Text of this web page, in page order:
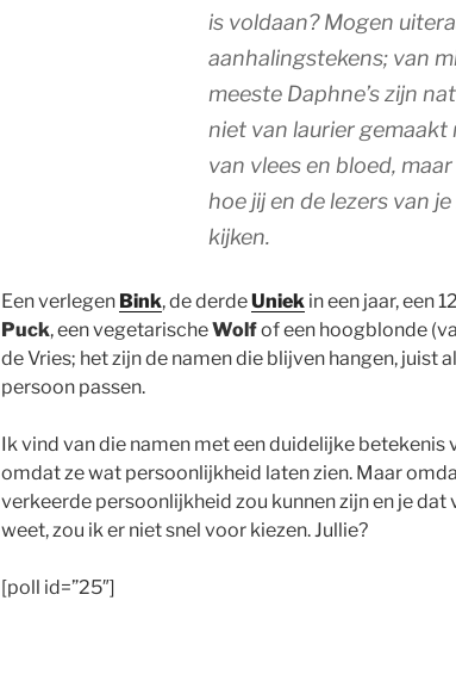
is voldaan? Mogen
aanhalingstekens; van
meeste Daphne’s zijn
niet van laurier gemaakt
van vlees en bloed,
hoe jij en de lezers van
kijken.
Een verlegen Bink, de derdeUniek in een jaar, een
Puck, een vegetarischeWolfof een hoogblonde
de Vries; het zijn de namen die blijven hangen, juist
persoon passen.
Ik vind van die namen met een duidelijke betekenis
omdat ze wat persoonlijkheid laten zien. Maar
verkeerde persoonlijkheid zou kunnen zijn en je dat
weet, zou ik er niet snel voor kiezen. Jullie?
[poll id=”25″]